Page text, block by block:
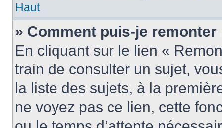
Haut
» Comment puis-je
En cliquant sur le lien «
train de consulter un sujet,
la liste des sujets, à la
ne voyez pas ce lien, cette